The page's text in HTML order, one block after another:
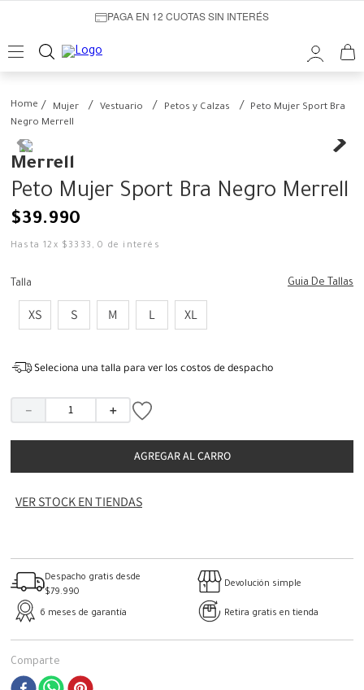
PAGA EN 12 CUOTAS SIN INTERÉS
Mujer Vestuario Petos y Calzas
Peto Mujer Sport Bra
Negro Merrell
Merrell
Peto Mujer Sport Bra Negro Merrell
$39.990
Hasta12 x $ 3333 ,0 de interés
Talla Guia De Tallas
XS S M L XL
Seleciona una talla para ver los costos de despacho
＋
－
AGREGAR AL CARRO
VER STOCK EN TIENDAS
Despacho gratis desde
$79.990
Devolución simple
6 meses de garantía Retira gratis en tienda
Comparte